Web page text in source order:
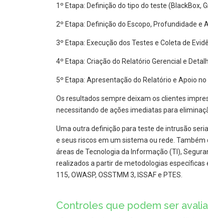
1º Etapa: Definição do tipo do teste (BlackBox,
2º Etapa: Definição do Escopo, Profundidade e
3º Etapa: Execução dos Testes e Coleta de
4º Etapa: Criação do Relatório Gerencial e
5º Etapa: Apresentação do Relatório e Apoio
Os resultados sempre deixam os clientes
necessitando de ações imediatas para
Uma outra definição para teste de intrusão
e seus riscos em um sistema ou rede.
áreas de Tecnologia da Informação (TI),
realizados a partir de metodologias específicas
115, OWASP, OSSTMM 3, ISSAF e PTES.
Controles que podem ser